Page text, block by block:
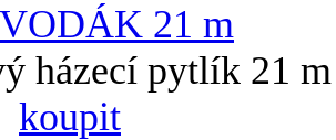
21 m
házecí pytlík 21 m
koupit